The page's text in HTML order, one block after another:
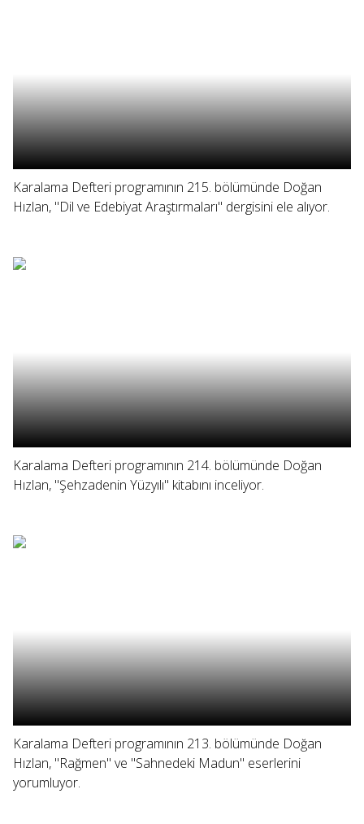
Karalama Defteri programının 215. bölümünde Doğan
Hızlan, "Dil ve Edebiyat Araştırmaları" dergisini ele alıyor.
Karalama Defteri programının 214. bölümünde Doğan
Hızlan, "Şehzadenin Yüzyılı" kitabını inceliyor.
Karalama Defteri programının 213. bölümünde Doğan
Hızlan, "Rağmen" ve "Sahnedeki Madun" eserlerini
yorumluyor.